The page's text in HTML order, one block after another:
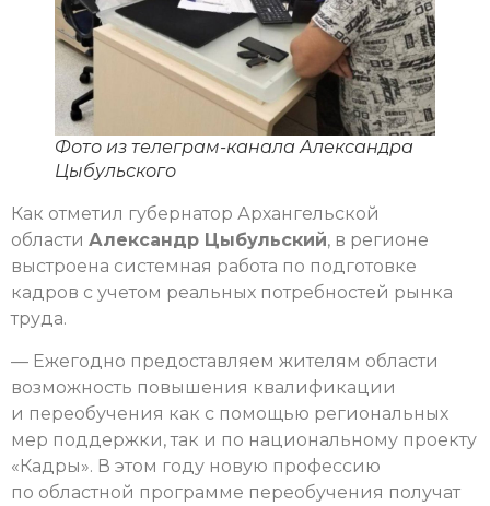
Фото из телеграм-канала Александра
Цыбульского
Как отметил губернатор Архангельской
области Александр Цыбульский, в регионе
выстроена системная работа по подготовке
кадров с учетом реальных потребностей рынка
труда.
— Ежегодно предоставляем жителям области
возможность повышения квалификации
и переобучения как с помощью региональных
мер поддержки, так и по национальному проекту
«Кадры». В этом году новую профессию
по областной программе переобучения получат